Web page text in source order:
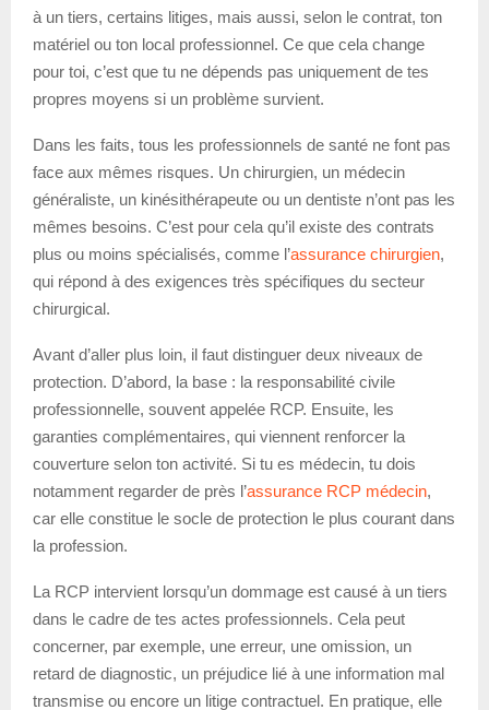
à un tiers, certains litiges, mais aussi, selon le contrat, ton
matériel ou ton local professionnel. Ce que cela change
pour toi, c’est que tu ne dépends pas uniquement de tes
propres moyens si un problème survient.
Dans les faits, tous les professionnels de santé ne font pas
face aux mêmes risques. Un chirurgien, un médecin
généraliste, un kinésithérapeute ou un dentiste n’ont pas les
mêmes besoins. C’est pour cela qu’il existe des contrats
plus ou moins spécialisés, comme l’assurance chirurgien,
qui répond à des exigences très spécifiques du secteur
chirurgical.
Avant d’aller plus loin, il faut distinguer deux niveaux de
protection. D’abord, la base : la responsabilité civile
professionnelle, souvent appelée RCP. Ensuite, les
garanties complémentaires, qui viennent renforcer la
couverture selon ton activité. Si tu es médecin, tu dois
notamment regarder de près l’assurance RCP médecin,
car elle constitue le socle de protection le plus courant dans
la profession.
La RCP intervient lorsqu’un dommage est causé à un tiers
dans le cadre de tes actes professionnels. Cela peut
concerner, par exemple, une erreur, une omission, un
retard de diagnostic, un préjudice lié à une information mal
transmise ou encore un litige contractuel. En pratique, elle